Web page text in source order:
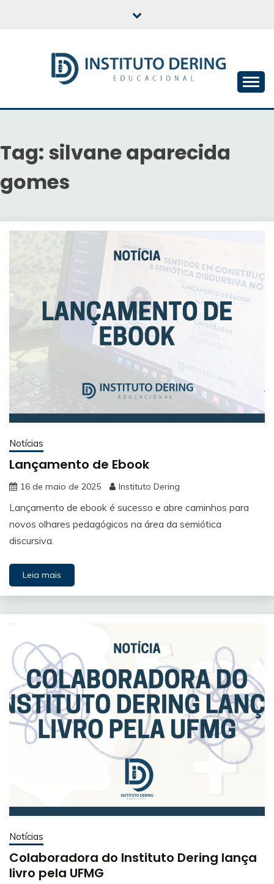
INSTITUTO DERING
EDUCACIONAL
Tag: silvane aparecida
gomes
Notícias
Lançamento de Ebook
16 de maio de 2025 Instituto Dering
Lançamento de ebook é sucesso e abre caminhos para
novos olhares pedagógicos na área da semiótica
discursiva.
Leia mais
Notícias
Colaboradora do Instituto Dering lança
livro pela UFMG